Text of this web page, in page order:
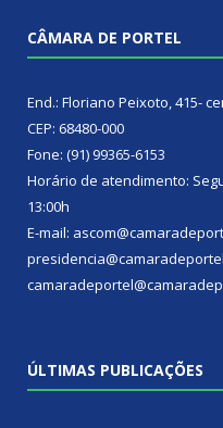
CÂMARA DE PORTEL
End.: Floriano Peixoto, 415-
CEP: 68480-000
Fone: (91) 99365-6153
Horário de atendimento:
13:00h
E-mail:
ÚLTIMAS PUBLICAÇÕES